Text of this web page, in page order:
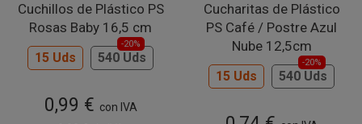
Cuchillos de Plástico PS
Rosas Baby 16,5 cm
15 Uds 540 Uds
-20%
0,99 € con IVA
Cucharitas de Plástico
PS Café / Postre Azul
Nube 12,5cm
15 Uds 540 Uds
-20%